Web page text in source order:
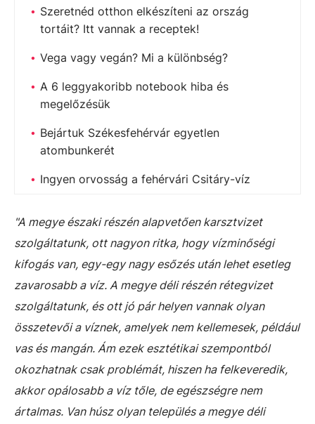
Szeretnéd otthon elkészíteni az ország
tortáit? Itt vannak a receptek!
Vega vagy vegán? Mi a különbség?
A 6 leggyakoribb notebook hiba és
megelőzésük
Bejártuk Székesfehérvár egyetlen
atombunkerét
Ingyen orvosság a fehérvári Csitáry-víz
"A megye északi részén alapvetően karsztvizet
szolgáltatunk, ott nagyon ritka, hogy vízminőségi
kifogás van, egy-egy nagy esőzés után lehet esetleg
zavarosabb a víz. A megye déli részén rétegvizet
szolgáltatunk, és ott jó pár helyen vannak olyan
összetevői a víznek, amelyek nem kellemesek, például
vas és mangán. Ám ezek esztétikai szempontból
okozhatnak csak problémát, hiszen ha felkeveredik,
akkor opálosabb a víz tőle, de egészségre nem
ártalmas. Van húsz olyan település a megye déli